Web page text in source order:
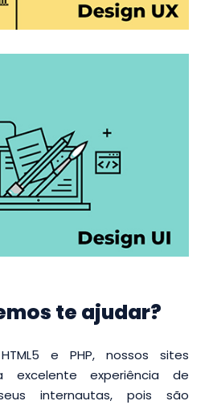
te ajudar?
e PHP, nossos sites
excelente experiência de
internautas, pois são